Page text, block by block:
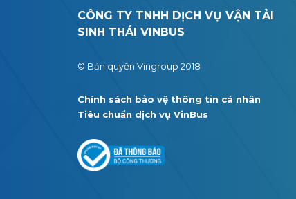
CÔNG TY TNHH DỊCH VỤ VẬN TẢI
SINH THÁI VINBUS
© Bản quyền Vingroup 2018
Chính sách bảo vệ thông tin cá nhân
Tiêu chuẩn dịch vụ VinBus